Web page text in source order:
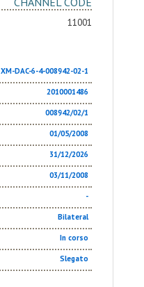
11001
XM-DAC-6-4-008942-02-1
2010001486
008942/02/1
01/05/2008
31/12/2026
03/11/2008
-
Bilateral
In corso
Slegato